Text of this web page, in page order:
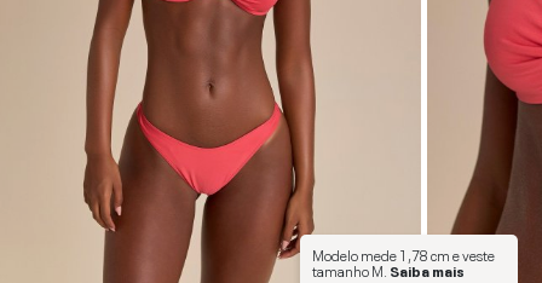
Modelo mede1,78 cme veste
tamanhoM Saiba mais